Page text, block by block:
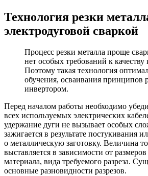
Технология резки
электродуговой сваркой
Процесс резки металла проще
нет особых требований к качеству
Поэтому такая технология
обучения, осваивания принципов
инвертором.
Перед началом работы необходимо
всех используемых электрических
удержание дуги не вызывает особых
зажигается в результате постукивания
о металлическую заготовку. Величина
выставляется в зависимости от
материала, вида требуемого разреза.
основные разновидности разрезов.